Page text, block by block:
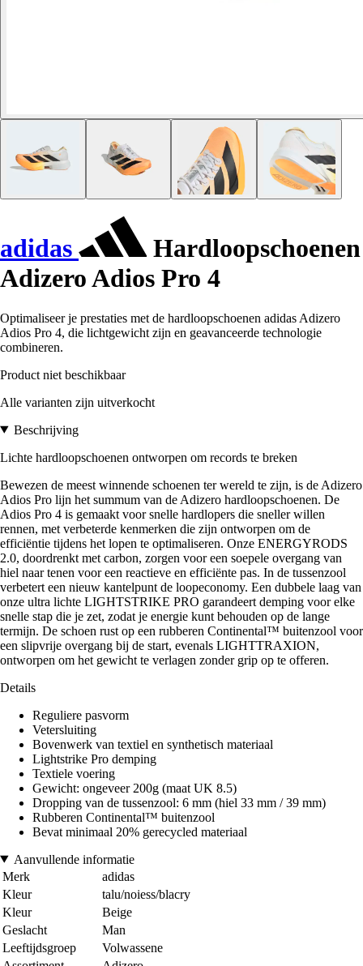
adidas
Hardloopschoenen
Adizero Adios Pro 4
Optimaliseer je prestaties met de hardloopschoenen adidas Adizero
Adios Pro 4, die lichtgewicht zijn en geavanceerde technologie
combineren.
Product niet beschikbaar
Alle varianten zijn uitverkocht
Beschrijving
Lichte hardloopschoenen ontworpen om records te breken
Bewezen de meest winnende schoenen ter wereld te zijn, is de Adizero
Adios Pro lijn het summum van de Adizero hardloopschoenen. De
Adios Pro 4 is gemaakt voor snelle hardlopers die sneller willen
rennen, met verbeterde kenmerken die zijn ontworpen om de
efficiëntie tijdens het lopen te optimaliseren. Onze ENERGYRODS
2.0, doordrenkt met carbon, zorgen voor een soepele overgang van
hiel naar tenen voor een reactieve en efficiënte pas. In de tussenzool
verbetert een nieuw kantelpunt de loopeconomy. Een dubbele laag van
onze ultra lichte LIGHTSTRIKE PRO garandeert demping voor elke
snelle stap die je zet, zodat je energie kunt behouden op de lange
termijn. De schoen rust op een rubberen Continental™ buitenzool voor
een slipvrije overgang bij de start, evenals LIGHTTRAXION,
ontworpen om het gewicht te verlagen zonder grip op te offeren.
Details
Reguliere pasvorm
Vetersluiting
Bovenwerk van textiel en synthetisch materiaal
Lightstrike Pro demping
Textiele voering
Gewicht: ongeveer 200g (maat UK 8.5)
Dropping van de tussenzool: 6 mm (hiel 33 mm / 39 mm)
Rubberen Continental™ buitenzool
Bevat minimaal 20% gerecycled materiaal
Aanvullende informatie
Merk
adidas
Kleur
talu/noiess/blacry
Kleur
Beige
Geslacht
Man
Leeftijdsgroep
Volwassene